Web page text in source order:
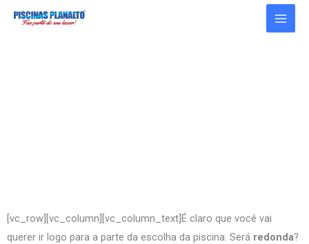
[vc_row][vc_column][vc_column_text]É claro que você vai
querer ir logo para a parte da escolha da piscina. Será redonda?